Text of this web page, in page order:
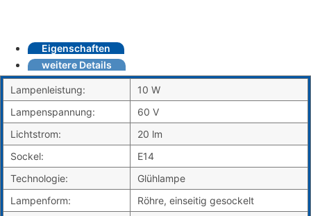
Eigenschaften
weitere Details
Lampenleistung:
10 W
Lampenspannung:
60 V
Lichtstrom:
20 lm
Sockel:
E14
Technologie:
Glühlampe
Lampenform:
Röhre, einseitig gesockelt